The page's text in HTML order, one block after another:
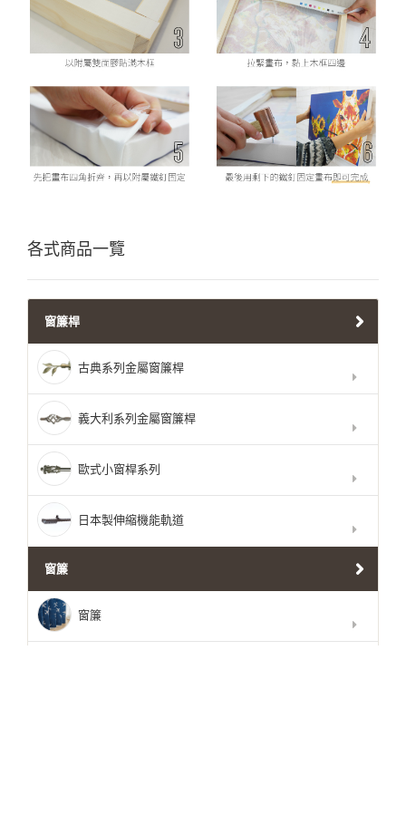
各式商品一覽
窗簾桿
古典系列金屬窗簾桿
義大利系列金屬窗簾桿
歐式小窗桿系列
日本製伸縮機能軌道
窗簾
窗簾